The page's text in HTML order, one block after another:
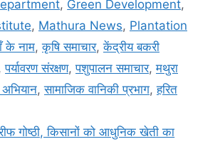
, Green Development,
, Mathura News, Plantation
के नाम,कृषि समाचार,केंद्रीय बकरी
,पर्यावरण संरक्षण,पशुपालन समाचार,मथुरा
अभियान,सामाजिक वानिकी प्रभाग,हरित
गोष्ठी, किसानों को आधुनिक खेती का